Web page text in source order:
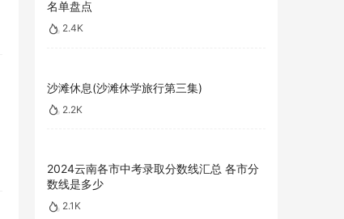
名单盘点
2.4K
沙滩休息(沙滩休学旅行第三集)
2.2K
2024云南各市中考录取分数线汇总 各市分
数线是多少
2.1K